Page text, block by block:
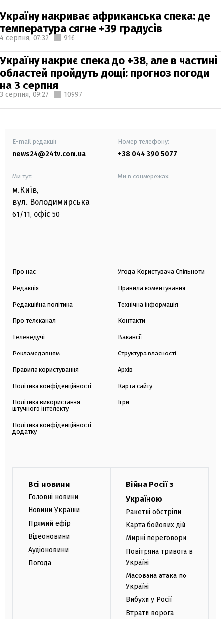
Україну накриває африканська спека: де
температура сягне +39 градусів
4 серпня, 07:32 916
Україну накриє спека до +38, але в частині
областей пройдуть дощі: прогноз погоди
на 3 серпня
3 серпня, 09:27 10997
E-mail редакції
news24@24tv.com.ua
Номер телефону:
+38 044 390 5077
Ми тут:
м.Київ,
вул. Володимирська
61/11, офіс 50
Ми в соцмережах:
Про нас
Редакція
Редакційна політика
Про телеканал
Телеведучі
Рекламодавцям
Правила користування
Політика конфіденційності
Політика використання
штучного інтелекту
Політика конфіденційності
додатку
Угода Користувача Спільноти
Правила коментування
Технічна інформація
Контакти
Вакансії
Структура власності
Архів
Карта сайту
Ігри
Всі новини
Головні новини
Новини України
Прямий ефір
Відеоновини
Аудіоновини
Погода
Війна Росії з
Україною
Ракетні обстріли
Карта бойових дій
Мирні переговори
Повітряна тривога в
Україні
Масована атака по
Україні
Вибухи у Росії
Втрати ворога